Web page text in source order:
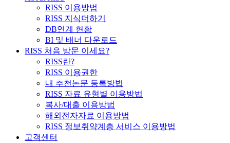
RISS 이용방법
RISS 지식더하기
DB연계 현황
BI 및 배너 다운로드
RISS 처음 방문 이세요?
RISS란?
RISS 이용권한
내 추천논문 등록방법
RISS 자료 유형별 이용방법
복사/대출 이용방법
해외전자자료 이용방법
RISS 정보취약계층 서비스 이용방법
고객센터